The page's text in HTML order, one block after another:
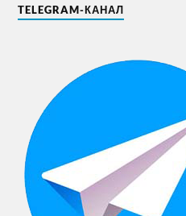
TELEGRAM-КАНАЛ